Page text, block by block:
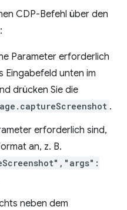
CDP-Befehl über den
Parameter erforderlich
Eingabefeld unten im
drücken Sie die
.
erforderlich sind,
an, z. B.
neben dem